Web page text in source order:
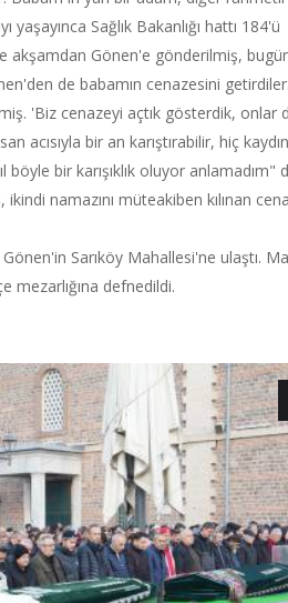
Sağlık Bakanlığı hattı 184'ü
akşamdan Gönen'e gönderilmiş,
de babamın cenazesini getirdiler.
'Biz cenazeyi açtık gösterdik, onlar
acısıyla bir an karıştırabilir, hiç
böyle bir karışıklık oluyor anlamadım"
namazını müteakiben kılınan
Gönen'in Sarıköy Mahallesi'ne ulaştı.
mezarlığına defnedildi.